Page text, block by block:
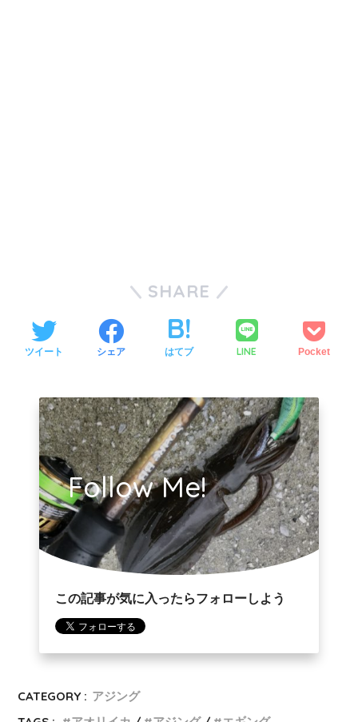
SHARE
ツイート シェア はてブ LINE Pocket
Follow Me!
この記事が気に入ったらフォローしよう
CATEGORY : アジング